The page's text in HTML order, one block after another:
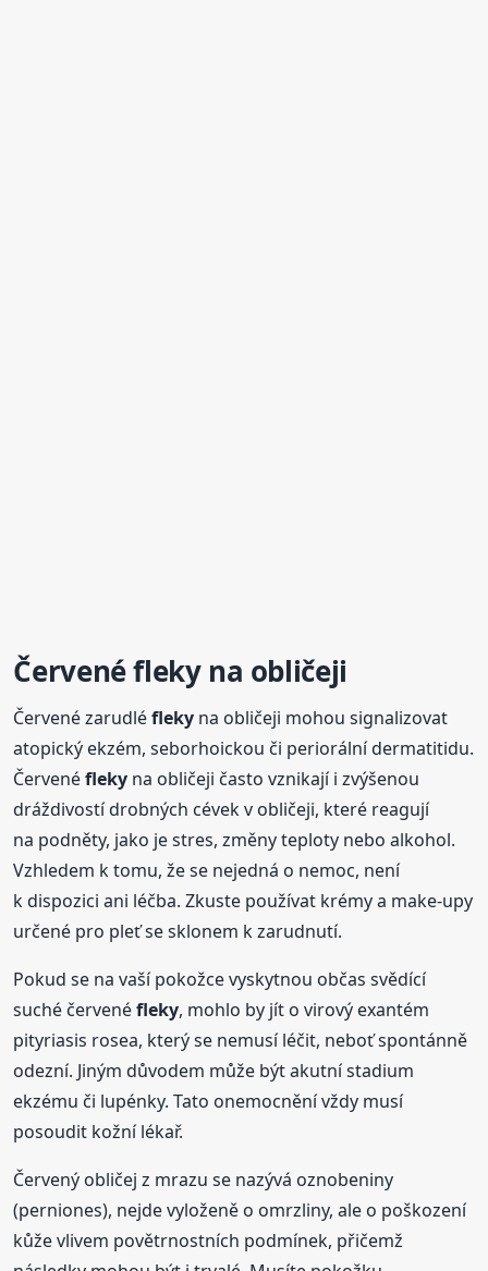
Červenéflekyna obličeji
Červené zarudléfleky na obličeji mohou signalizovat
atopický ekzém, seborhoickou či periorální dermatitidu.
Červenéfleky na obličeji často vznikají i zvýšenou
dráždivostí drobných cévek v obličeji, které reagují
na podněty, jako je stres, změny teploty nebo alkohol.
Vzhledem k tomu, že se nejedná o nemoc, není
k dispozici ani léčba. Zkuste používat krémy a make-upy
určené pro pleť se sklonem k zarudnutí.
Pokud se na vaší pokožce vyskytnou občas svědící
suché červenéfleky, mohlo by jít o virový exantém
pityriasis rosea, který se nemusí léčit, neboť spontánně
odezní. Jiným důvodem může být akutní stadium
ekzému či lupénky. Tato onemocnění vždy musí
posoudit kožní lékař.
Červený obličej z mrazu se nazývá oznobeniny
(perniones), nejde vyloženě o omrzliny, ale o poškození
kůže vlivem povětrnostních podmínek, přičemž